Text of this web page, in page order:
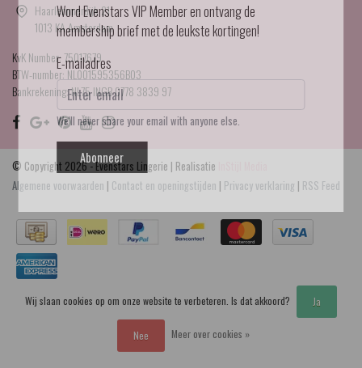
Haarlemmerdijk 21
1013 KA Amsterdam
KvK Number: 75017679
BTW-number: NL001595356B03
Bankrekening: NL75 INGB 0778 3839 97
© Copyright 2026 - Evenstars Lingerie | Realisatie
Algemene voorwaarden | Contact en openingstijden | Privacy verklaring | RSS Feed
Word Evenstars VIP Member en ontvang de
membership brief met de leukste kortingen!
E-mailadres
We'll never share your email with anyone else.
Abonneer
Wij slaan cookies op om onze website te verbeteren. Is dat akkoord? Ja
Nee Meer over cookies »